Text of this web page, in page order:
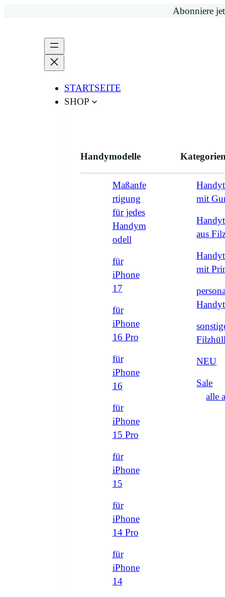
Abonniere
STARTSEITE
SHOP
Handymodelle
Maßanfe
rtigung
für jedes
Handym
odell
für
iPhone
17
für
iPhone
16 Pro
für
iPhone
16
für
iPhone
15 Pro
für
iPhone
15
für
iPhone
14 Pro
für
iPhone
14
mit
aus
mit
NEU
Sale
alle